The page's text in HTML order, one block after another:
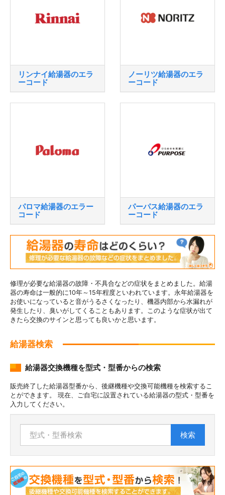
リンナイ給湯器のエラ
ーコード
ノーリツ給湯器のエラ
ーコード
パロマ給湯器のエラー
コード
パーパス給湯器のエラ
ーコード
修理が必要な給湯器の故障・不具合などの症状をまとめました。給湯
器の寿命は一般的に10年～15年程度といわれています。永年給湯器を
お使いになっていると音がうるさくなったり、機器内部から水漏れが
発生したり、臭いがしてくることもあります。このような症状が出て
きたら交換のサインと思っても良いかと思います。
給湯器検索
給湯器交換機種を型式・型番からの検索
販売終了した給湯器型番から、後継機種や交換可能機種を検索するこ
とができます。 現在、ご自宅に設置されている給湯器の型式・型番を
入力してください。
検索